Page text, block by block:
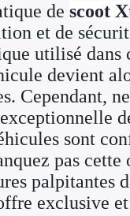
de scoot
et de
utilisé dans
devient
Cependant,
sont
pas
palpitantes
exclusive